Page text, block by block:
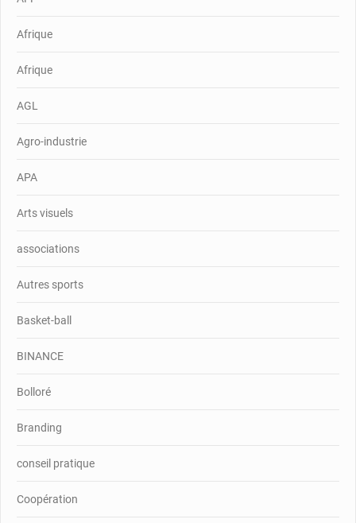
Afrique
Afrique
AGL
Agro-industrie
APA
Arts visuels
associations
Autres sports
Basket-ball
BINANCE
Bolloré
Branding
conseil pratique
Coopération